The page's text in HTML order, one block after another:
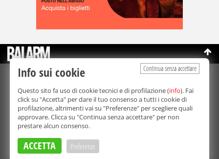
©Copyright 2003-2026
Bmedia Srl- P.IVA 07064240828
La riproduzione totale o parziale di tutti i contenuti, in qualunque
forma, su qualsiasi supporto è proibita.
Balarm.it è una testata giornalistica registrata. Autorizzazione del
Tribunale di Palermo n° 32 del 21/10/2003
Direttore responsabile:
Continua senza accettare
Info sui cookie
Questo sito fa uso di cookie tecnici e di profilazione (info). Fai
click su "Accetta" per dare il tuo consenso a tutti i cookie di
profilazione, altrimenti vai su "Preferenze" per scegliere quali
approvare. Clicca su "Continua senza accettare" per non
prestare alcun consenso.
ACCETTA Preferenze